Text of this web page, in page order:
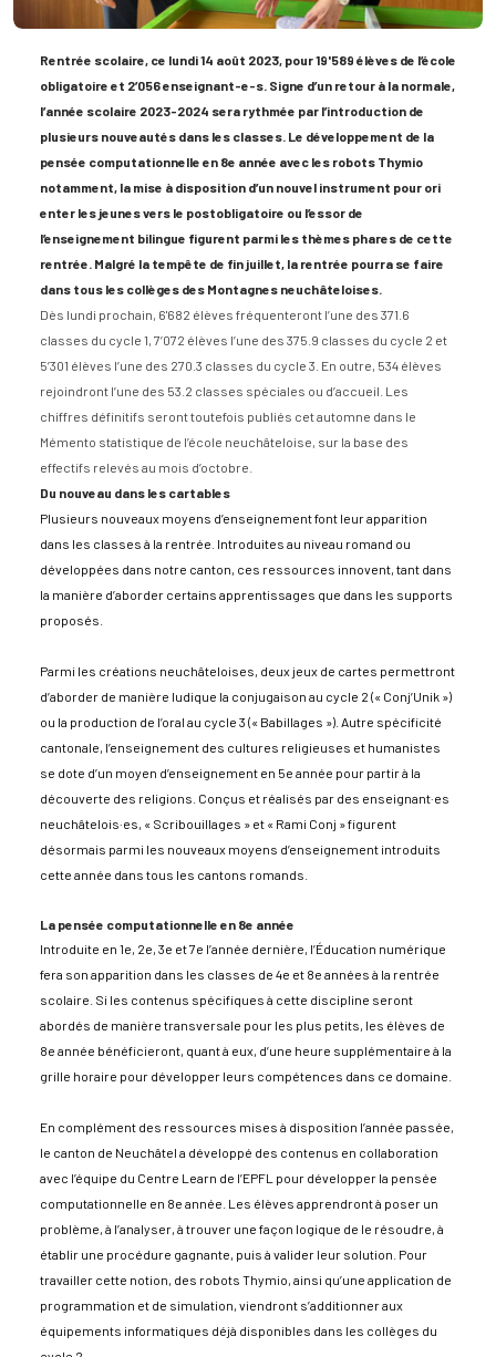
Rentrée scolaire, ce lundi 14 août 2023, pour 19'589 élèves de l’école
obligatoire et 2’056 enseignant-e-s. Signe d’un retour à la normale,
l’année scolaire 2023-2024 sera rythmée par l’introduction de
plusieurs nouveautés dans les classes. Le développement de la
pensée computationnelle en 8e année avec les robots Thymio
notamment, la mise à disposition d’un nouvel instrument pour ori​
enter les jeunes vers le postobligatoire ou l’essor de
l’enseignement bilingue figurent parmi les thèmes phares de cette
rentrée. Malgré la tempête de fin juillet, la rentrée pourra se faire
dans tous les collèges des Montagnes neuchâteloises.
Dès lundi prochain, 6'682 élèves fréquenteront l’une des 371.6
classes du cycle 1, 7’072 élèves l’une des 375.9 classes ​​​​​du cycle 2 et
5’301 élèves l’une des 270.3 classes du cycle 3. En outre, 534 élèves
rejoindront l’une des 53.2 classes spéciales ou d’accueil. Les
chiffres définitifs seront toutefois publiés cet automne dans le
Mémento statistique de l’école neuchâteloise, sur la base des
effectifs relevés au mois d’octobre.
Du nouveau dans les cartables
Plusieurs nouveaux moyens d’enseignement font leur apparition
dans les classes à la rentrée. Introduites au niveau romand ou
développées dans notre canton, ces ressources innovent, tant dans
la manière d’aborder certains apprentissages que dans les supports
proposés.
Parmi les créations neuchâteloises, deux jeux de cartes permettront
d’aborder de manière ludique la conjugaison au cycle 2 (« Conj’Unik »)
ou la production de l’oral au cycle 3 (« Babillages »). Autre spécificité
cantonale, l’enseignement des cultures religieuses et humanistes
se dote d’un moyen d’enseignement en 5e année pour partir à la
découverte des religions. Conçus et réalisés par des enseignant·es
neuchâtelois·es, « Scribouillages » et « Rami Conj » figurent
désormais parmi les nouveaux moyens d’enseignement introduits
cette année dans tous les cantons romands.
La pensée computationnelle en 8e année
Introduite en 1e, 2e, 3e et 7e l’année dernière, l’Éducation numérique
fera son apparition dans les classes de 4e et 8e années à la rentrée
scolaire. Si les contenus spécifiques à cette discipline seront
abordés de manière transversale pour les plus petits, les élèves de
8e année bénéficieront, quant à eux, d’une heure supplémentaire à la
grille horaire pour développer leurs compétences dans ce domaine.
En complément des ressources mises à disposition l’année passée,
le canton de Neuchâtel a développé des contenus en collaboration
avec l’équipe du Centre Learn de l’EPFL pour développer la pensée
computationnelle en 8e année. Les élèves apprendront à poser un
problème, à l’analyser, à trouver une façon logique de le résoudre, à
établir une procédure gagnante, puis à valider leur solution. Pour
travailler cette notion, des robots Thymio, ainsi qu’une application de
programmation et de simulation, viendront s’additionner aux
équipements informatiques déjà disponibles dans les collèges du